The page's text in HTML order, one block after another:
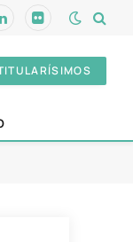
LinkedInFlickr